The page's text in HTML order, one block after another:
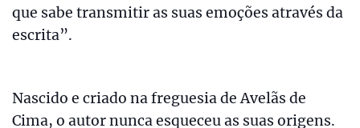
que sabe transmitir as suas emoções através da
escrita”.
Nascido e criado na freguesia de Avelãs de
Cima, o autor nunca esqueceu as suas origens.